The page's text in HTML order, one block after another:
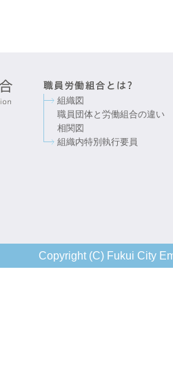
組織図
職員団体と労働組合の違い
相関図
組織内特別執行要員
Copyright (C) Fukui City